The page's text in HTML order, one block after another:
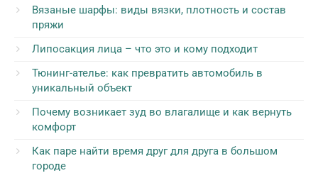
Вязаные шарфы: виды вязки, плотность и состав
пряжи
Липосакция лица – что это и кому подходит
Тюнинг-ателье: как превратить автомобиль в
уникальный объект
Почему возникает зуд во влагалище и как вернуть
комфорт
Как паре найти время друг для друга в большом
городе